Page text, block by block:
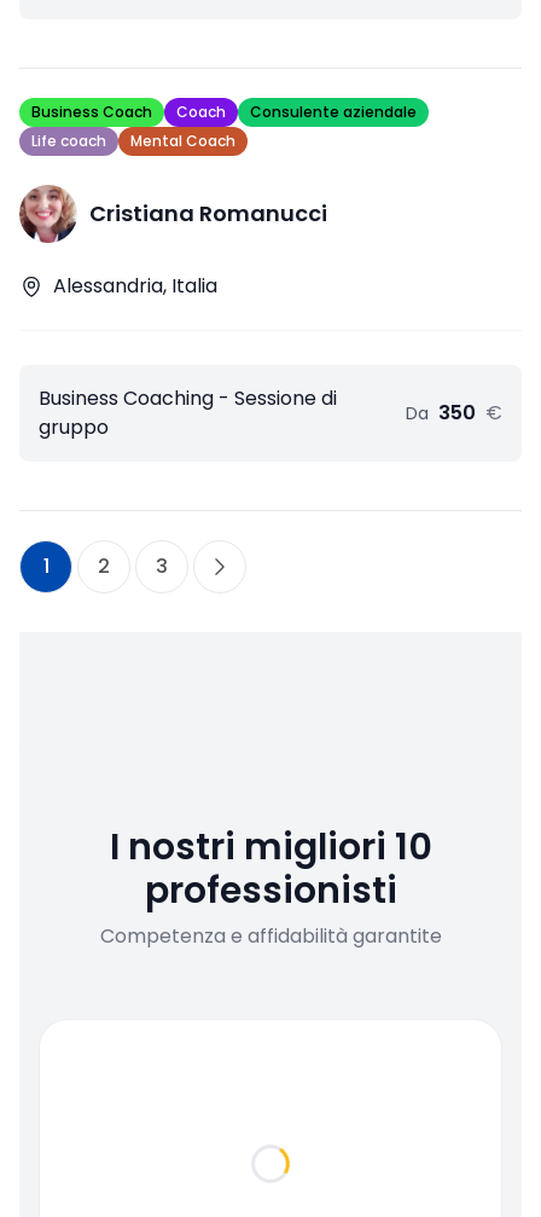
Business Coach Coach
Consulente aziendale
Life coach
Mental Coach
Cristiana Romanucci
Alessandria, Italia
Business Coaching - Sessione di
gruppo
Da 350 €
1 2 3
I nostri migliori 10
professionisti
Competenza e affidabilità garantite
Loading...